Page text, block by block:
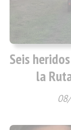
Seis
la